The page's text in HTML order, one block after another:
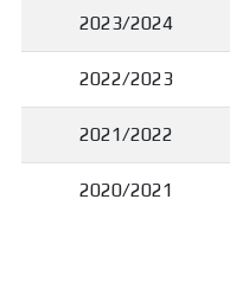
2023/2024
2022/2023
2021/2022
2020/2021